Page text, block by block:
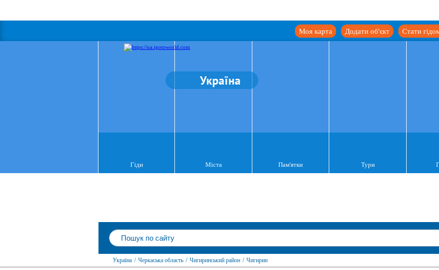
Стати
Додати об'єкт
Моя карта
Україна
Гіди Міста Пам'ятки Тури
Україна / Черкаська область / Чигиринський район / Чигирин